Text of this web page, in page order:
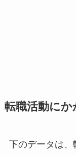
転職活動にか
下のデータは、